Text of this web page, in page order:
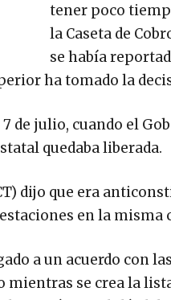
tener poco
la Caseta de
se había
ha tomado la
de julio, cuando el
quedaba liberada.
dijo que era
en la misma
a un acuerdo con
se crea la